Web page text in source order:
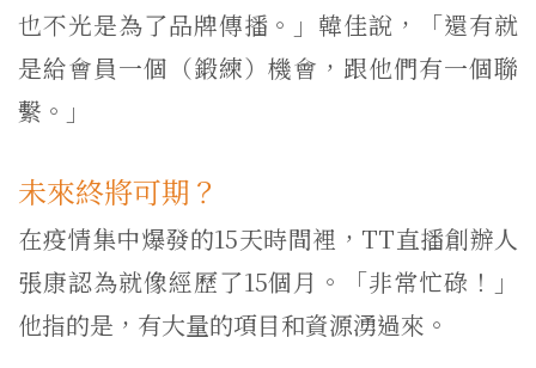
也不光是為了品牌傳播。」韓佳說，「還有就
是給會員一個（鍛練）機會，跟他們有一個聯
繫。」
未來終將可期？
在疫情集中爆發的15天時間裡，TT直播創辦人
張康認為就像經歷了15個月。「非常忙碌！」
他指的是，有大量的項目和資源湧過來。